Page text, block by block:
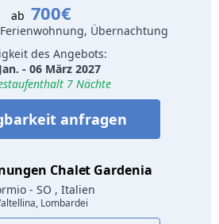
ab 700€
Übernachtung
des Angebots:
- 06 März 2027
7 Nächte
anfragen
Chalet Gardenia
- SO , Italien
Lombardei